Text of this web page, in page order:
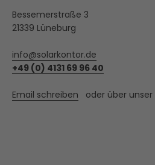
Bessemerstraße 3
21339 Lüneburg
info@solarkontor.de
+49 (0) 4131 69 96 40
Email schreiben oder über unser